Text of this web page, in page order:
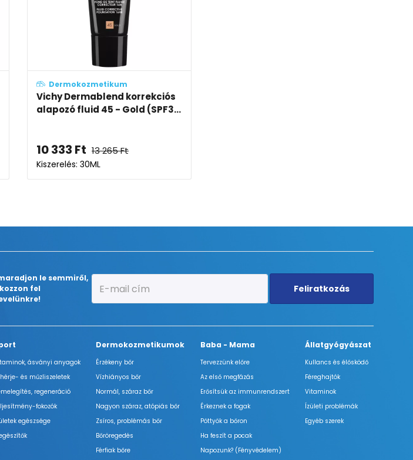
Dermokozmetikum
Vichy Dermablend korrekciós
alapozó fluid 45 - Gold (SPF3...
10 333 Ft 13 265Ft
Kiszerelés: 30ML
le semmiről,
fel
Feliratkozás
ásványi anyagok
és műzliszeletek
regeneráció
fokozók
egészsége
Dermokozmetikumok
Érzékeny bőr
Vízhiányos bőr
Normál, száraz bőr
Nagyon száraz, atópiás bőr
Zsíros, problémás bőr
Bőröregedés
Férfiak bőre
Baba - Mama
Tervezzünk előre
Az első megfázás
Erősítsük az immunrendszert
Érkeznek a fogak
Pöttyök a bőron
Ha feszít a pocak
Napozunk? (Fényvédelem)
Állatgyógyászat
Kullancs és élősködő
Féreghajtók
Vitaminok
Ízületi problémák
Egyéb szerek